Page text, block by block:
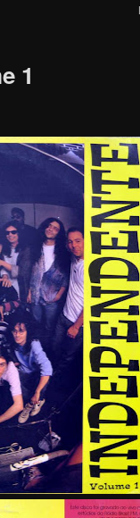
1